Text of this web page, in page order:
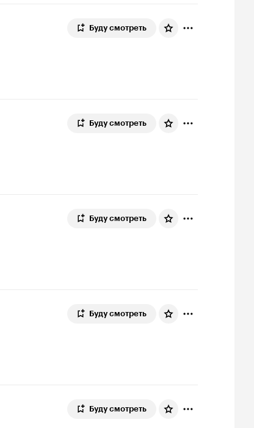
Буду смотреть
Буду смотреть
Буду смотреть
Буду смотреть
Буду смотреть